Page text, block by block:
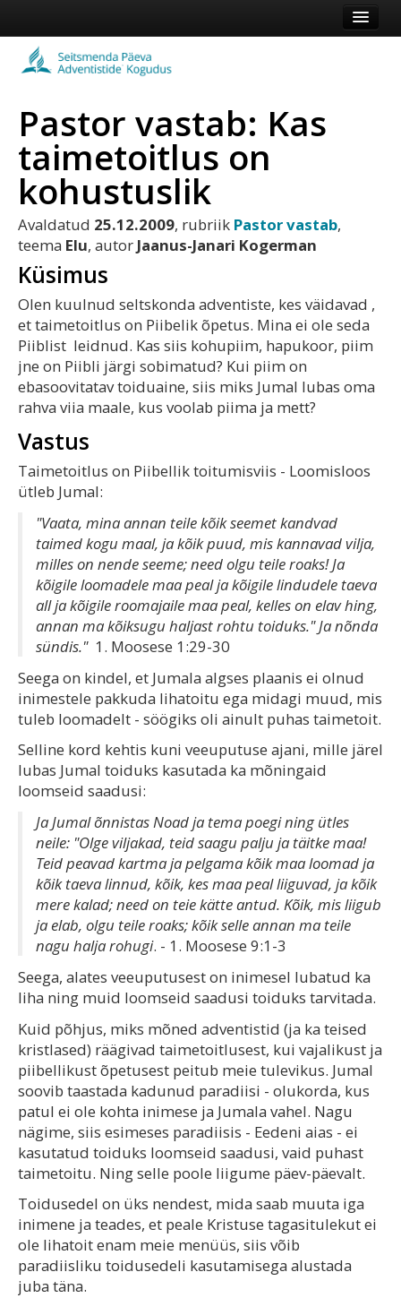
Koduleht
Vaata veel
Pastor vastab: Kas
taimetoitlus on
kohustuslik
Avaldatud 25.12.2009, rubriik Pastor vastab,
teema Elu, autor Jaanus-Janari Kogerman
Küsimus
Olen kuulnud seltskonda adventiste, kes väidavad ,
et taimetoitlus on Piibelik õpetus. Mina ei ole seda
Piiblist leidnud. Kas siis kohupiim, hapukoor, piim
jne on Piibli järgi sobimatud? Kui piim on
ebasoovitatav toiduaine, siis miks Jumal lubas oma
rahva viia maale, kus voolab piima ja mett?
Vastus
Taimetoitlus on Piibellik toitumisviis - Loomisloos
ütleb Jumal:
"Vaata, mina annan teile kõik seemet kandvad
taimed kogu maal, ja kõik puud, mis kannavad vilja,
milles on nende seeme; need olgu teile roaks! Ja
kõigile loomadele maa peal ja kõigile lindudele taeva
all ja kõigile roomajaile maa peal, kelles on elav hing,
annan ma kõiksugu haljast rohtu toiduks." Ja nõnda
sündis." 1. Moosese 1:29-30
Seega on kindel, et Jumala algses plaanis ei olnud
inimestele pakkuda lihatoitu ega midagi muud, mis
tuleb loomadelt - söögiks oli ainult puhas taimetoit.
Selline kord kehtis kuni veeuputuse ajani, mille järel
lubas Jumal toiduks kasutada ka mõningaid
loomseid saadusi:
Ja Jumal õnnistas Noad ja tema poegi ning ütles
neile: "Olge viljakad, teid saagu palju ja täitke maa!
Teid peavad kartma ja pelgama kõik maa loomad ja
kõik taeva linnud, kõik, kes maa peal liiguvad, ja kõik
mere kalad; need on teie kätte antud. Kõik, mis liigub
ja elab, olgu teile roaks; kõik selle annan ma teile
nagu halja rohugi. - 1. Moosese 9:1-3
Seega, alates veeuputusest on inimesel lubatud ka
liha ning muid loomseid saadusi toiduks tarvitada.
Kuid põhjus, miks mõned adventistid (ja ka teised
kristlased) räägivad taimetoitlusest, kui vajalikust ja
piibellikust õpetusest peitub meie tulevikus. Jumal
soovib taastada kadunud paradiisi - olukorda, kus
patul ei ole kohta inimese ja Jumala vahel. Nagu
nägime, siis esimeses paradiisis - Eedeni aias - ei
kasutatud toiduks loomseid saadusi, vaid puhast
taimetoitu. Ning selle poole liigume päev-päevalt.
Toidusedel on üks nendest, mida saab muuta iga
inimene ja teades, et peale Kristuse tagasitulekut ei
ole lihatoit enam meie menüüs, siis võib
paradiisliku toidusedeli kasutamisega alustada
juba täna.